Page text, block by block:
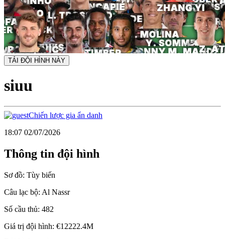
TẢI ĐỘI HÌNH NÀY
siuu
Chiến lược gia ẩn danh
18:07 02/07/2026
Thông tin đội hình
Sơ đồ: Tùy biến
Câu lạc bộ: Al Nassr
Số cầu thủ: 482
Giá trị đội hình: €12222.4M